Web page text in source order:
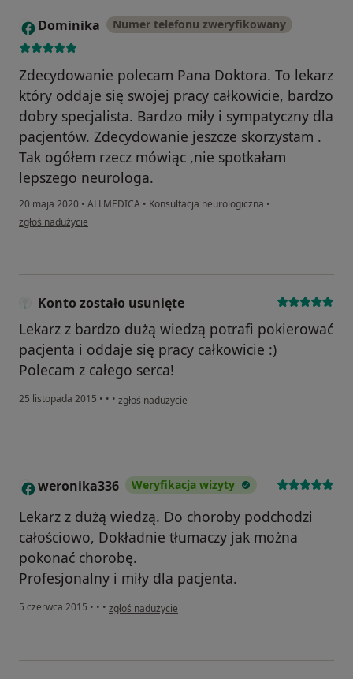
D Dominika Numer telefonu zweryfikowany
Zdecydowanie polecam Pana Doktora. To lekarz
który oddaje się swojej pracy całkowicie, bardzo
dobry specjalista. Bardzo miły i sympatyczny dla
pacjentów. Zdecydowanie jeszcze skorzystam .
Tak ogółem rzecz mówiąc ,nie spotkałam
lepszego neurologa.
20 maja 2020 • ALLMEDICA • Konsultacja neurologiczna •
w opinii użytkownika Dominika
zgłoś nadużycie
Konto zostało usunięte
Lekarz z bardzo dużą wiedzą potrafi pokierować
pacjenta i oddaje się pracy całkowicie :)
Polecam z całego serca!
25 listopada 2015 • • • w opinii użytkownika Konto zostało usunięte
zgłoś nadużycie
W weronika336 Weryfikacja wizyty
Lekarz z dużą wiedzą. Do choroby podchodzi
całościowo, Dokładnie tłumaczy jak można
pokonać chorobę.
Profesjonalny i miły dla pacjenta.
5 czerwca 2015 • • • w opinii użytkownika weronika336
zgłoś nadużycie